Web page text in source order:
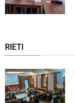
RIETI